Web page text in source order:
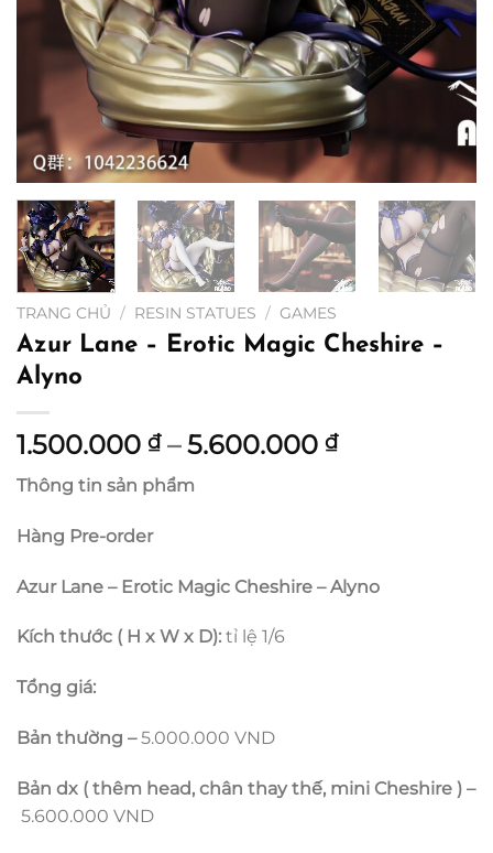
TRANG CHỦ / RESIN STATUES / GAMES
Azur Lane – Erotic Magic Cheshire –
Alyno
1.500.000 ₫ – 5.600.000 ₫Khoảng
5.600.000 ₫
Thông tin sản phẩm
Hàng Pre-order
Azur Lane – Erotic Magic Cheshire – Alyno
Kích thước ( H x W x D): tỉ lệ 1/6
Tổng giá:
Bản thường –5.000.000 VND
Bản dx ( thêm head, chân thay thế, mini Cheshire ) –
5.600.000 VND